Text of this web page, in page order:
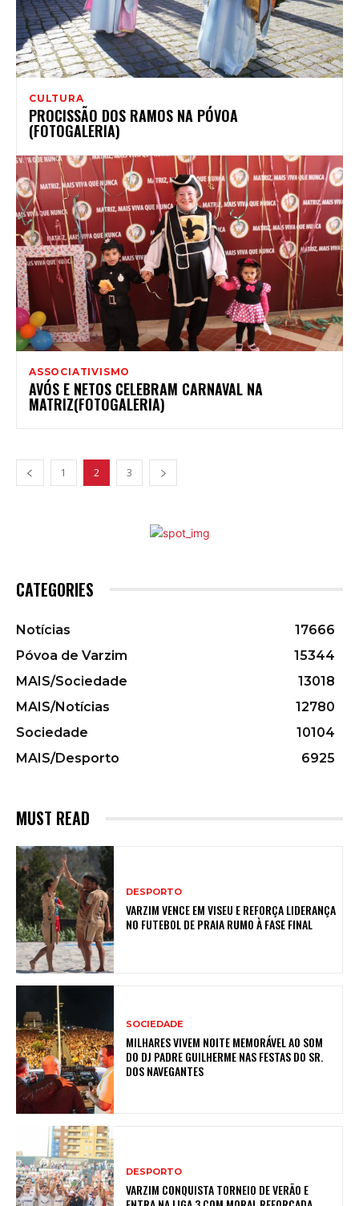
CULTURA
PROCISSÃO DOS RAMOS NA PÓVOA
(FOTOGALERIA)
ASSOCIATIVISMO
AVÓS E NETOS CELEBRAM CARNAVAL NA
MATRIZ(FOTOGALERIA)
1 2 3
CATEGORIES
Notícias
17666
Póvoa de Varzim
15344
MAIS/Sociedade
13018
MAIS/Notícias
12780
Sociedade
10104
MAIS/Desporto
6925
MUST READ
DESPORTO
VARZIM VENCE EM VISEU E REFORÇA LIDERANÇA
NO FUTEBOL DE PRAIA RUMO À FASE FINAL
SOCIEDADE
MILHARES VIVEM NOITE MEMORÁVEL AO SOM
DO DJ PADRE GUILHERME NAS FESTAS DO SR.
DOS NAVEGANTES
DESPORTO
VARZIM CONQUISTA TORNEIO DE VERÃO E